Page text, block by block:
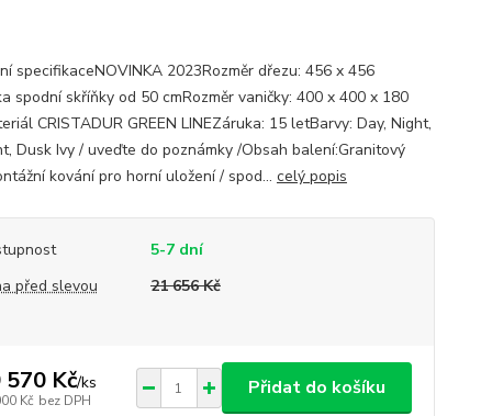
specifikaceNOVINKA 2023Rozměr dřezu: 456 x 456
spodní skříňky od 50 cmRozměr vaničky: 400 x 400 x 180
CRISTADUR GREEN LINEZáruka: 15 letBarvy: Day, Night,
Dusk Ivy / uveďte do poznámky /Obsah balení:Granitový
kování pro horní uložení / spod... celý popis
5-7 dní
před slevou
21 656 Kč
570 Kč/ks
Kč bez DPH
Přidat do košíku